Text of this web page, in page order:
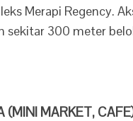
Merapi Regency.
sekitar 300 meter
(MINI MARKET,